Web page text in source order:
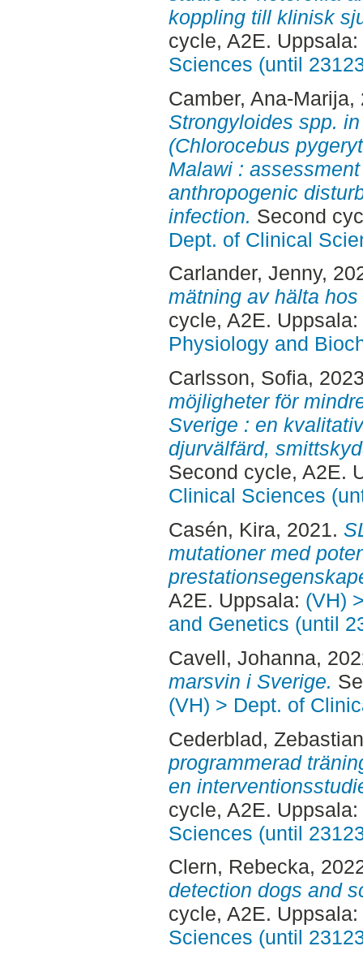
koppling till klinisk
cycle, A2E. Uppsala:
Sciences (until
Camber, Ana-Marija,
Strongyloides spp.
(Chlorocebus
Malawi :
anthropogenic
infection. Second
Dept. of Clinical
Carlander, Jenny,
mätning av hälta
cycle, A2E. Uppsala:
Physiology and
Carlsson, Sofia,
möjligheter för
Sverige : en
djurvälfärd,
Second cycle, A2E.
Clinical Sciences
Casén, Kira, 2021.
mutationer med
A2E. Uppsala: (VH)
and Genetics (until
Cavell, Johanna,
marsvin i Sverige.
(VH) > Dept. of
Cederblad, Zebastian
programmerad
en
cycle, A2E. Uppsala:
Sciences (until
Clern, Rebecka,
detection dogs and
cycle, A2E. Uppsala:
Sciences (until